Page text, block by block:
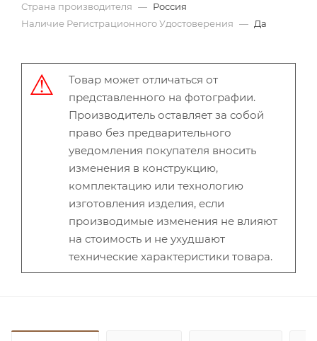
Страна производителя — Россия
Наличие Регистрационного Удостоверения — Да
Товар может отличаться от
представленного на фотографии.
Производитель оставляет за собой
право без предварительного
уведомления покупателя вносить
изменения в конструкцию,
комплектацию или технологию
изготовления изделия, если
производимые изменения не влияют
на стоимость и не ухудшают
технические характеристики товара.